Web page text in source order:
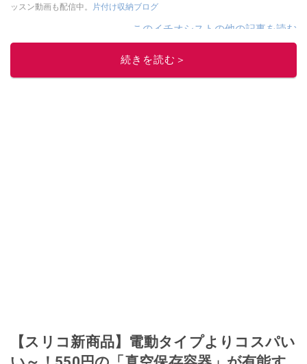
ッスン動画も配信中。
片付け収納ブログ
このイチオシストの他の記事を読む
続きを読む＞
【スリコ新商品】電動タイプよりコスパい